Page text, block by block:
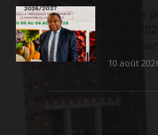
10 août